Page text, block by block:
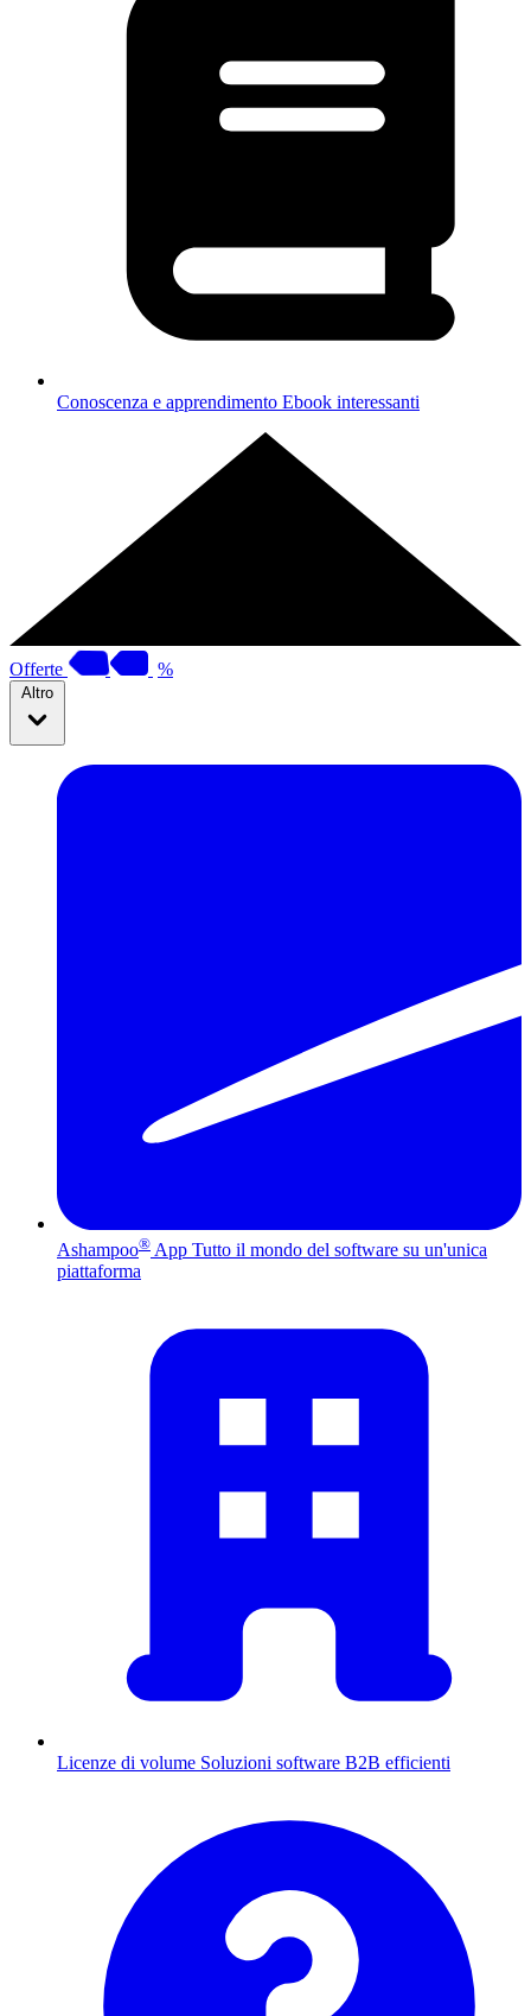
Conoscenza e apprendimento Ebook interessanti
Offerte %
Altro
Ashampoo® App Tutto il mondo del software su un'unica
piattaforma
Licenze di volume Soluzioni software B2B efficienti